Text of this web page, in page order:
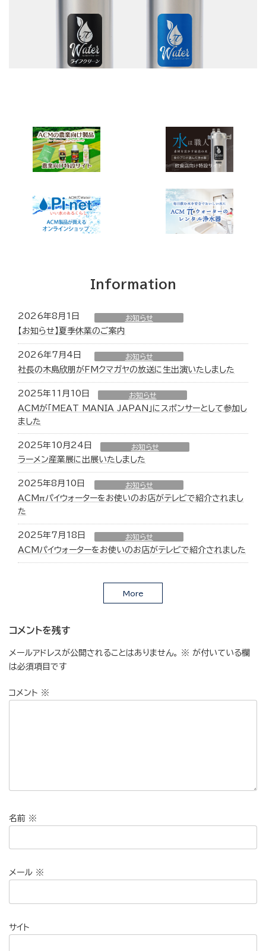
Information
2026年8月1日 お知らせ
【お知らせ】夏季休業のご案内
2026年7月4日 お知らせ
社長の木島欣朋がFMクマガヤの放送に生出演いたしました
2025年11月10日 お知らせ
ACMが「MEAT MANIA JAPAN」にスポンサーとして参加し
ました
2025年10月24日 お知らせ
ラーメン産業展に出展いたしました
2025年8月10日 お知らせ
ACMπパイウォーターをお使いのお店がテレビで紹介されまし
た
2025年7月18日 お知らせ
ACMパイウォーターをお使いのお店がテレビで紹介されました
More
コメントを残す
メールアドレスが公開されることはありません。 ※ が付いている欄
は必須項目です
コメント ※
名前 ※
メール ※
サイト